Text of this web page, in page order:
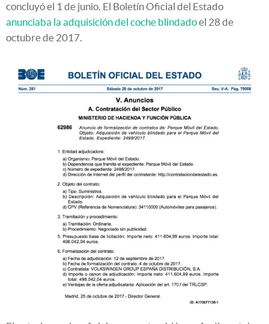
concluyó el 1 de junio. El Boletín Oficial del Estado
anunciaba la adquisición del coche blindadoel 28 de
octubre de 2017.